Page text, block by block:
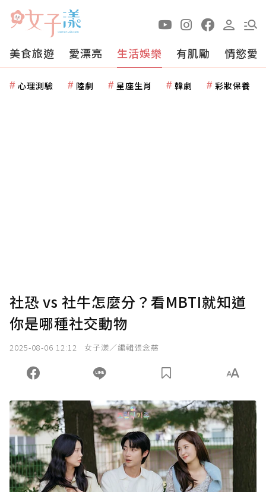
美食旅遊 愛漂亮 生活娛樂 有肌勵 情慾愛
心理測驗 陸劇 星座生肖 韓劇 彩妝保養
社恐 vs 社牛怎麼分？看MBTI就知道
你是哪種社交動物
2025-08-06 12:12 女子漾／編輯張念慈